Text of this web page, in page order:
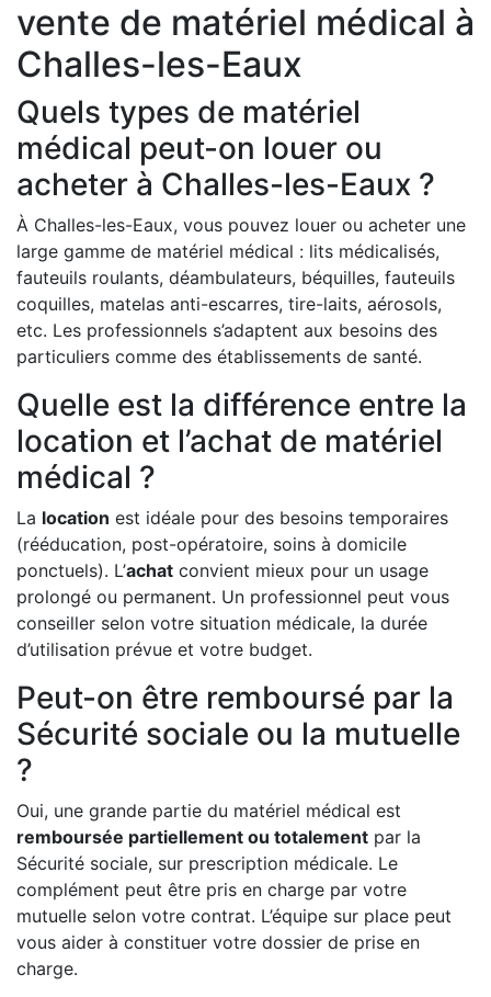
vente de matériel médical à
Challes-les-Eaux
Quels types de matériel
médical peut-on louer ou
acheter à Challes-les-Eaux ?
À Challes-les-Eaux, vous pouvez louer ou acheter une
large gamme de matériel médical : lits médicalisés,
fauteuils roulants, déambulateurs, béquilles, fauteuils
coquilles, matelas anti-escarres, tire-laits, aérosols,
etc. Les professionnels s’adaptent aux besoins des
particuliers comme des établissements de santé.
Quelle est la différence entre la
location et l’achat de matériel
médical ?
La location est idéale pour des besoins temporaires
(rééducation, post-opératoire, soins à domicile
ponctuels). L’achat convient mieux pour un usage
prolongé ou permanent. Un professionnel peut vous
conseiller selon votre situation médicale, la durée
d’utilisation prévue et votre budget.
Peut-on être remboursé par la
Sécurité sociale ou la mutuelle
?
Oui, une grande partie du matériel médical est
remboursée partiellement ou totalement par la
Sécurité sociale, sur prescription médicale. Le
complément peut être pris en charge par votre
mutuelle selon votre contrat. L’équipe sur place peut
vous aider à constituer votre dossier de prise en
charge.